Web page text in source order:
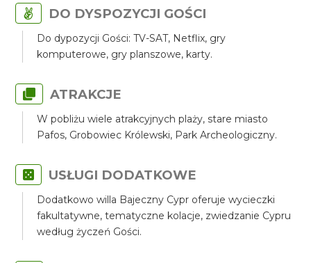
DO DYSPOZYCJI GOŚCI
Do dypozycji Gości: TV-SAT, Netflix, gry
komputerowe, gry planszowe, karty.
ATRAKCJE
W pobliżu wiele atrakcyjnych plaży, stare miasto
Pafos, Grobowiec Królewski, Park Archeologiczny.
USŁUGI DODATKOWE
Dodatkowo willa Bajeczny Cypr oferuje wycieczki
fakultatywne, tematyczne kolacje, zwiedzanie Cypru
według życzeń Gości.